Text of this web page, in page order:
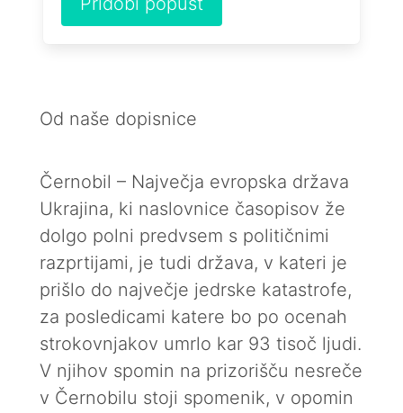
Od naše dopisnice
Černobil – Največja evropska država
Ukrajina, ki naslovnice časopisov že
dolgo polni predvsem s političnimi
razprtijami, je tudi država, v kateri je
prišlo do največje jedrske katastrofe,
za posledicami katere bo po ocenah
strokovnjakov umrlo kar 93 tisoč ljudi.
V njihov spomin na prizorišču nesreče
v Černobilu stoji spomenik, v opomin